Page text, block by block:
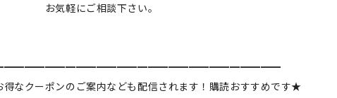
お気軽にご相談下さい。
得なクーポンのご案内なども配信されます！購読おすすめです★